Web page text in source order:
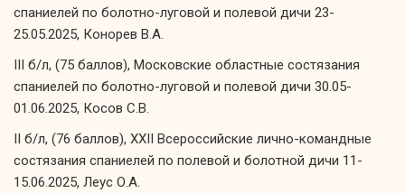
спаниелей по болотно-луговой и полевой дичи 23-
25.05.2025, Конорев В.А.
III б/л, (75 баллов), Московские областные состязания
спаниелей по болотно-луговой и полевой дичи 30.05-
01.06.2025, Косов С.В.
II б/л, (76 баллов), XXII Всероссийские лично-командные
состязания спаниелей по полевой и болотной дичи 11-
15.06.2025, Леус О.А.